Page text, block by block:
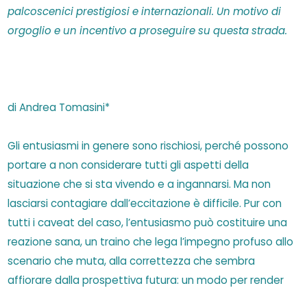
palcoscenici prestigiosi e internazionali. Un motivo di
orgoglio e un incentivo a proseguire su questa strada.
di Andrea Tomasini*
Gli entusiasmi in genere sono rischiosi, perché possono
portare a non considerare tutti gli aspetti della
situazione che si sta vivendo e a ingannarsi. Ma non
lasciarsi contagiare dall’eccitazione è difficile. Pur con
tutti i caveat del caso, l’entusiasmo può costituire una
reazione sana, un traino che lega l’impegno profuso allo
scenario che muta, alla correttezza che sembra
affiorare dalla prospettiva futura: un modo per render